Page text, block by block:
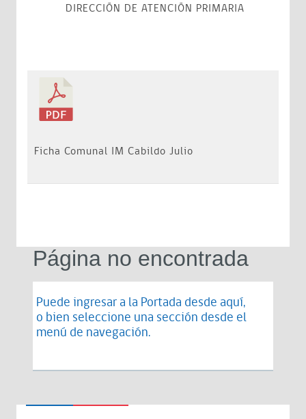
DIRECCIÓN DE ATENCIÓN PRIMARIA
Ficha Comunal IM Cabildo Julio
Página no encontrada
Puede ingresar a la Portada desde aquí,
o bien seleccione una sección desde el
menú de navegación.